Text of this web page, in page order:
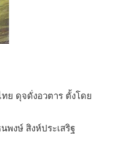
ทย ดุจดั่งอวตาร ตั้งโดย
งษ์ สิงห์ประเสริฐ